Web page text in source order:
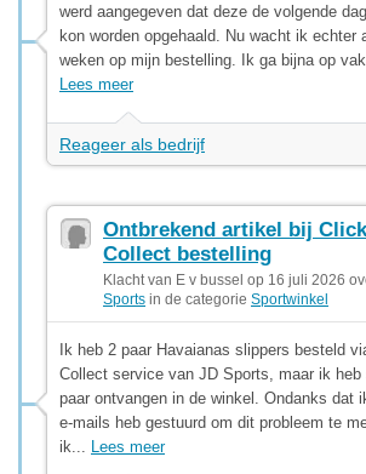
werd aangegeven dat deze de volgende
kon worden opgehaald. Nu wacht ik echter
weken op mijn bestelling. Ik ga bijna op
Lees meer
Reageer als bedrijf
Ontbrekend artikel bij Click
Collect bestelling
Klacht van E v bussel op 16 juli 2026
Sports in de categorie Sportwinkel
Ik heb 2 paar Havaianas slippers besteld
Collect service van JD Sports, maar ik heb
paar ontvangen in de winkel. Ondanks dat
e-mails heb gestuurd om dit probleem te
ik... Lees meer